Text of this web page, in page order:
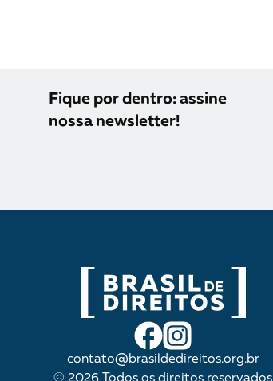
Fique por dentro: assine
nossa newsletter!
contato@brasildedireitos.org.br